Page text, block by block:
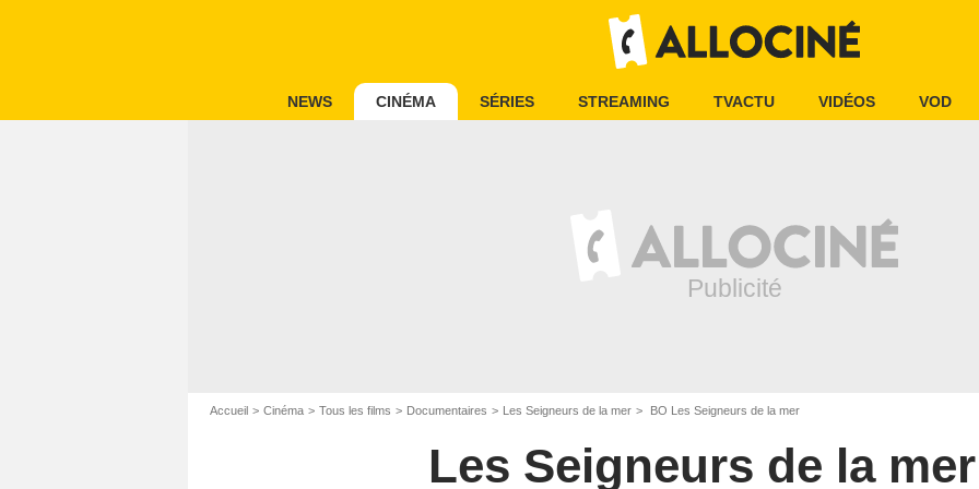
NEWS CINÉMA SÉRIES STREAMING TVACTU VIDÉOS VOD
Accueil Cinéma Tous les films Documentaires Les Seigneurs de la mer BO Les Seigneurs de la mer
Les Seigneurs de la mer